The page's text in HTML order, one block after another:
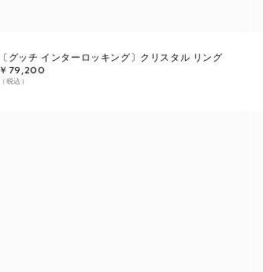
〔グッチ インターロッキング〕クリスタル リング
￥79,200
（税込）